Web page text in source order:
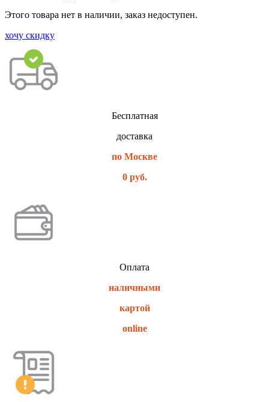
Этого товара нет в наличии, заказ недоступен.
хочу скидку
Бесплатная
доставка
по Москве
0 руб.
Оплата
наличными
картой
online